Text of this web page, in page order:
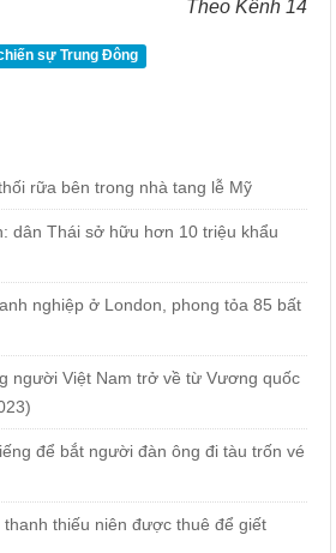
Theo Kênh 14
sự Trung Đông
rữa bên trong nhà tang lễ Mỹ
dân Thái sở hữu hơn 10 triệu khẩu
nghiệp ở London, phong tỏa 85 bất
người Việt Nam trở về từ Vương quốc
để bắt người đàn ông đi tàu trốn vé
thiếu niên được thuê để giết